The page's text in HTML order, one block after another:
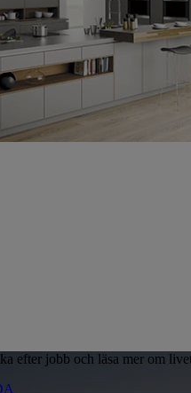
efter jobb och läsa mer om